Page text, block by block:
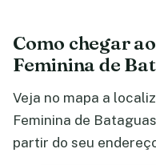
Como chegar
Feminina de
Veja no mapa a
Feminina de
partir do seu